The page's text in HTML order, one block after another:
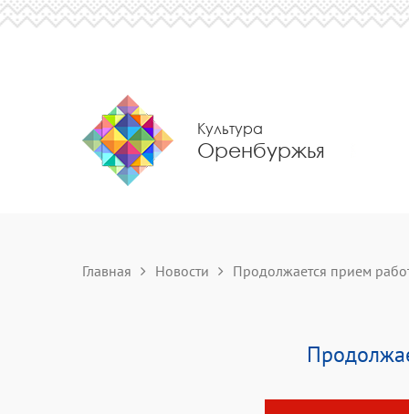
Культура
Оренбуржья
Главная Новости Продолжается прием